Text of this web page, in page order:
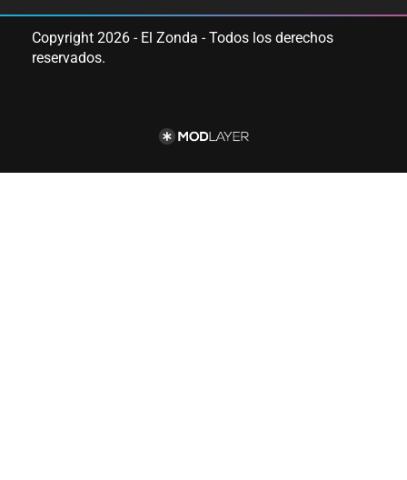
Copyright 2026 - El Zonda - Todos los derechos
reservados.